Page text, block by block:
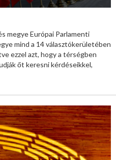
megye Európai Parlamenti
mind a 14 választókerületében
ezzel azt, hogy a térségben
őt keresni kérdéseikkel,